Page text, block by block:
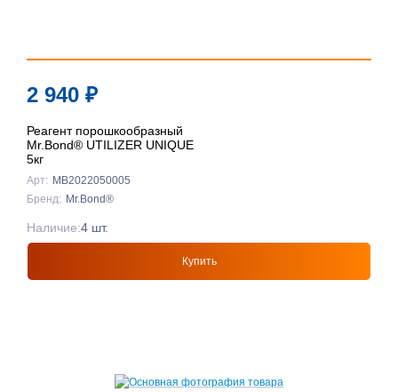
2 940 ₽
Реагент порошкообразный
Mr.Bond® UTILIZER UNIQUE
5кг
Арт: MB2022050005
Бренд: Mr.Bond®
Купить
Наличие:4 шт.